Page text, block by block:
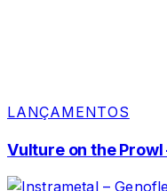
LANÇAMENTOS
Vulture on the